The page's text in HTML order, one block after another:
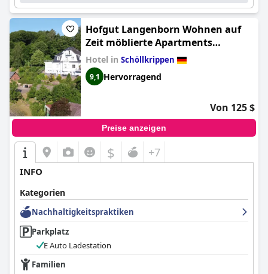
Hofgut Langenborn Wohnen auf
Zeit möblierte Apartments
Aschaffenburg Alzenau Frankfurt
Hotel in Schöllkrippen
9,1 Hervorragend
Von 125 $
Preise anzeigen
$ +7
INFO
Kategorien
Nachhaltigkeitspraktiken
Parkplatz
E Auto Ladestation
Familien